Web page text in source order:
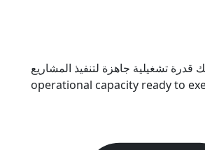
قدرة تشغيلية جاهزة لتنفيذ المشاريع
operational capacity ready to